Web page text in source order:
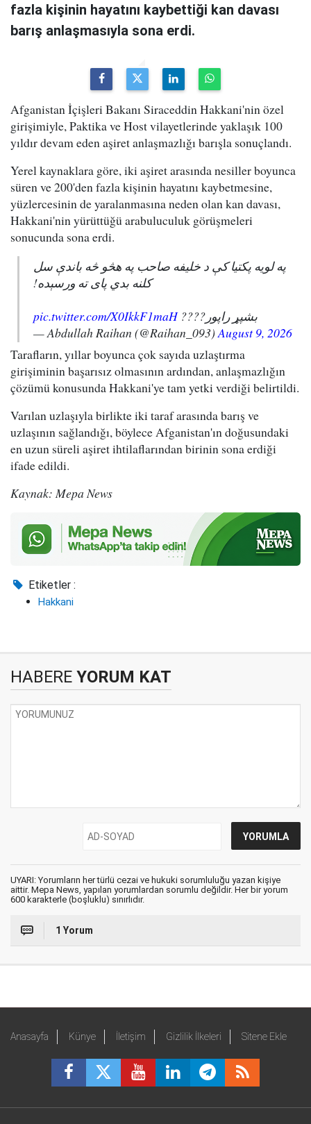
fazla kişinin hayatını kaybettiği kan davası
barış anlaşmasıyla sona erdi.
Afganistan İçişleri Bakanı Siraceddin Hakkani'nin özel
girişimiyle, Paktika ve Host vilayetlerinde yaklaşık 100
yıldır devam eden aşiret anlaşmazlığı barışla sonuçlandı.
Yerel kaynaklara göre, iki aşiret arasında nesiller boyunca
süren ve 200'den fazla kişinin hayatını kaybetmesine,
yüzlercesinin de yaralanmasına neden olan kan davası,
Hakkani'nin yürüttüğü arabuluculuk görüşmeleri
sonucunda sona erdi.
په لویه پکتیا کې د خلیفه صاحب په هڅو څه باندې سل
کلنه بدي پای ته ورسېده!
بشپړ راپور????pic.twitter.com/X0IkkF1maH
— Abdullah Raihan (@Raihan_093) August 9, 2026
Tarafların, yıllar boyunca çok sayıda uzlaştırma
girişiminin başarısız olmasının ardından, anlaşmazlığın
çözümü konusunda Hakkani'ye tam yetki verdiği belirtildi.
Varılan uzlaşıyla birlikte iki taraf arasında barış ve
uzlaşının sağlandığı, böylece Afganistan'ın doğusundaki
en uzun süreli aşiret ihtilaflarından birinin sona erdiği
ifade edildi.
Kaynak: Mepa News
Etiketler :
Hakkani
HABERE YORUM KAT
UYARI: Yorumların her türlü cezai ve hukuki sorumluluğu yazan kişiye
aittir. Mepa News, yapılan yorumlardan sorumlu değildir. Her bir yorum
600 karakterle (boşluklu) sınırlıdır.
1 Yorum
Anasayfa Künye İletişim Gizlilik İlkeleri Sitene Ekle